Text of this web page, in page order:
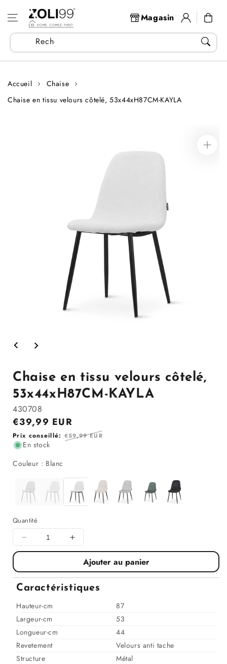
contenu
Recherchez vos articles...
Magasin
connecter
Panier
Accueil
Chaise
Chaise en tissu velours côtelé, 53x44xH87CM-KAYLA
le
la
modale
Chaise en tissu velours côtelé,
53x44xH87CM-KAYLA
430708
Prix
en
solde
€39,99 EUR
Prix
régulier
Prix conseillé: €59,99 EUR
En stock
Couleur : Blanc
Quantité
Diminuer
la
pour
Chaise
tissu
velours
côtelé,
53x44xH87CM-
KAYLA
Augmenter
la
quantité
pour
Chaise
en
53x44xH87CM-
Ajouter au panier
Caractéristiques
Hauteur-cm
87
Largeur-cm
53
Longueur-cm
44
Revetement
Velours anti tache
Structure
Métal